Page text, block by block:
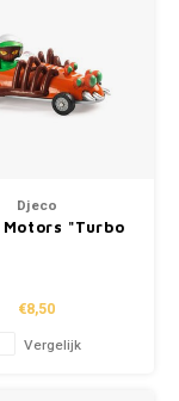
Djeco
Motors "Turbo
€8,50
Vergelijk